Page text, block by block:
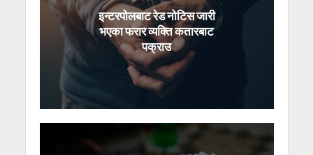
इन्टरपोलबाट रेड नोटिस जारी
भएका फरार व्यक्ति कतारबाट
पक्राउ